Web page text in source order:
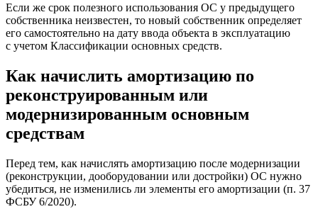
Если же срок полезного использования ОС у предыдущего
собственника неизвестен, то новый собственник определяет
его самостоятельно на дату ввода объекта в эксплуатацию
с учетом Классификации основных средств.
Как начислить амортизацию по
реконструированным или
модернизированным основным
средствам
Перед тем, как начислять амортизацию после модернизации
(реконструкции, дооборудовании или достройки) ОС нужно
убедиться, не изменились ли элементы его амортизации (п. 37
ФСБУ 6/2020).